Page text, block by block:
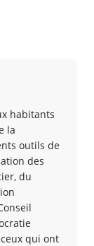
habitants
la
outils de
des
du
qui ont